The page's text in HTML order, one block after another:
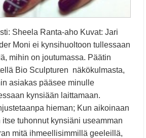
Sheela Ranta-aho Kuvat: Jari
Moni ei kynsihuoltoon tullessaan
mihin on joutumassa. Päätin
Bio Sculpturen näkökulmasta,
asiakas pääsee minulle
kynsiään laittamaan.
hieman; Kun aikoinaan
itse tuhonnut kynsiäni useamman
mitä ihmeellisimmillä geeleillä,